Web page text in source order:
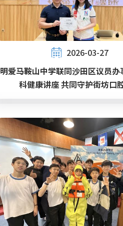
2026-03-27
明爱马鞍山中学联同沙田区议员
科健康讲座 共同守护街坊口